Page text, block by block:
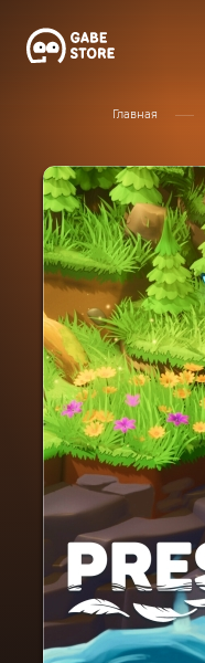
Главная